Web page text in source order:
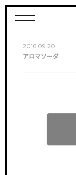
アロマソーダ
2016.09.20